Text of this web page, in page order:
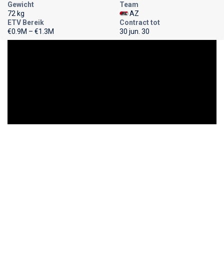
Gewicht
72 kg
Team
AZ
ETV Bereik
€0.9M – €1.3M
Contract tot
30 jun. 30